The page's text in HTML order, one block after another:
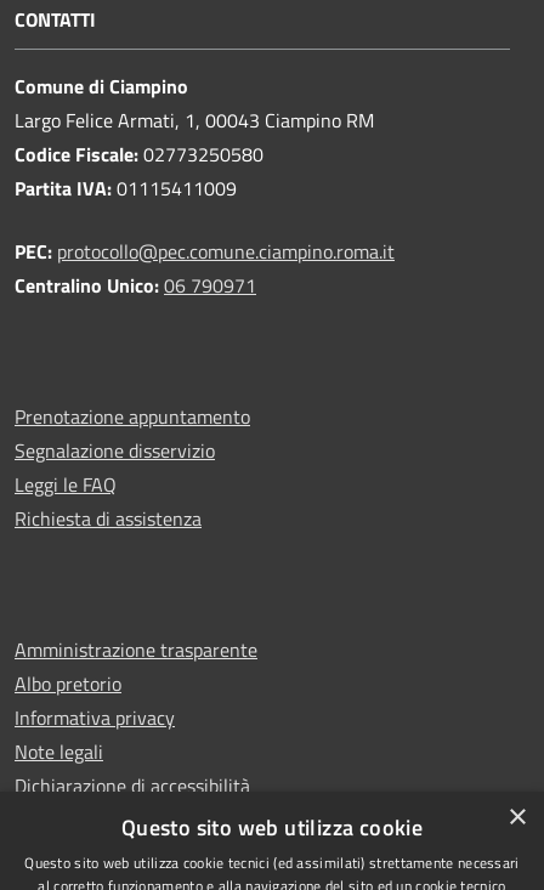
CONTATTI
Comune di Ciampino
Largo Felice Armati, 1, 00043 Ciampino RM
Codice Fiscale:02773250580
Partita IVA:01115411009
PEC: protocollo@pec.comune.ciampino.roma.it
Centralino Unico:06 790971
Prenotazione appuntamento
Segnalazione disservizio
Leggi le FAQ
Richiesta di assistenza
Amministrazione trasparente
Albo pretorio
Informativa privacy
Note legali
Dichiarazione di accessibilità
Whistleblowing
×
Questo sito web utilizza cookie
Questo sito web utilizza cookie tecnici (ed assimilati) strettamente necessari